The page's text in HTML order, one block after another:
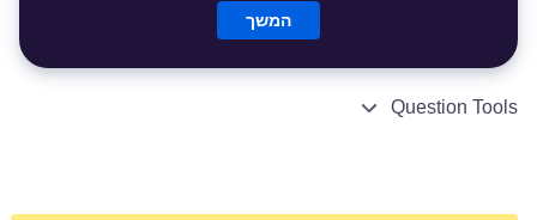
המשך
Question Tools